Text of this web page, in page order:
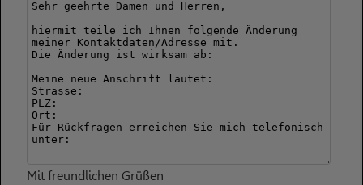
Mit freundlichen Grüßen